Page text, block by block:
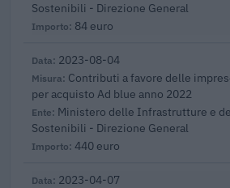
Sostenibili - Direzione General
84 euro
2023-08-04
Contributi a favore delle
per acquisto Ad blue anno 2022
Ministero delle Infrastrutture e
Sostenibili - Direzione General
440 euro
2023-04-07